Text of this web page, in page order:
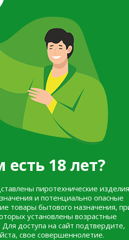
есть 18 лет?
пиротехнические изделия
и потенциально опасные
товары бытового назначения,
установлены возрастные
Для доступа на сайт подтвердите,
свое совершеннолетие.
побеги прямые, коричневые,
естественным путем, требует
Плоды средней массой
Окраска темно-вишневая, с
кисло-сладкий с легкой
к неблагоприятным факторам
Центральный Волго-Вятский
Уральский Западно-Сибирский